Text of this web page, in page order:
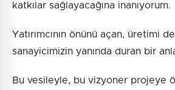
katkılar sağlayacağına inanıyorum.
Yatırımcının önünü açan, üretimi
sanayicimizin yanında duran bir
Bu vesileyle, bu vizyoner projeye